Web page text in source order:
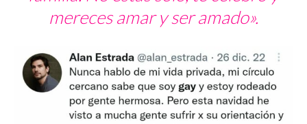
mereces amar y ser amado».